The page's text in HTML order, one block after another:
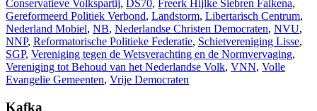
Conservatieve Volkspartij, DS70, Freerk Hijlke Siebren Falkena,
Gereformeerd Politiek Verbond, Landstorm, Libertarisch Centrum,
Nederland Mobiel, NB, Nederlandse Christen Democraten, NVU,
NNP, Reformatorische Politieke Federatie, Schietvereniging Lisse,
SGP, Vereniging tegen de Wetsverachting en de Normvervaging,
Vereniging tot Behoud van het Nederlandse Volk, VNN, Volle
Evangelie Gemeenten, Vrije Democraten
Kafka